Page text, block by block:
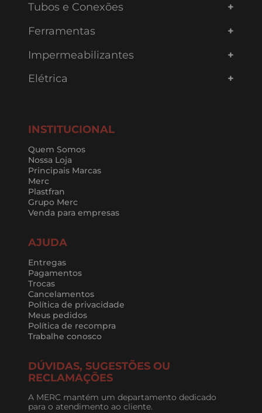
Tubos e Conexões
Ferramentas
Impermeabilizantes
Elétrica
INSTITUCIONAL
Quem Somos
Nossa Loja
Principais Marcas
Merc
Plastfran
Grupo Merc
Venda para empresas
AJUDA
Entregas
Pagamentos
Trocas
Cancelamentos
Política de privacidade
Meus pedidos
Política de recompra
Trabalhe conosco
DÚVIDAS, SUGESTÕES OU
RECLAMAÇÕES
A MERC mantém um departamento dedicado
para o atendimento ao cliente.